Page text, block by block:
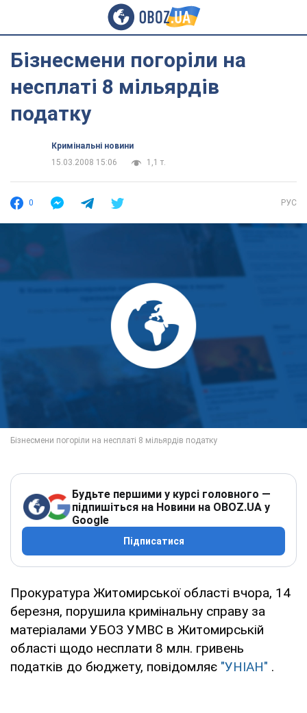
Бізнесмени погоріли на
несплаті 8 мільярдів
податку
Кримінальні новини
15.03.2008 15:06
1,1 т.
0 РУС
Будьте першими у курсі головного —
підпишіться на Новини на OBOZ.UA у
Google
Підписатися
Прокуратура Житомирської області вчора, 14
березня, порушила кримінальну справу за
матеріалами УБОЗ УМВС в Житомирській
області щодо несплати 8 млн. гривень
податків до бюджету, повідомляє "УНІАН" .